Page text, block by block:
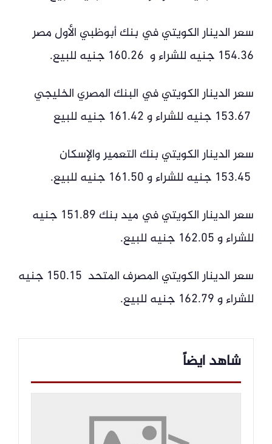
سعر الدينار الكويتي في بنك أبوظبي الأول مصر
154.36 جنيه للشراء و 160.26 جنيه للبيع.
سعر الدينار الكويتي في البنك المصري الخليجي
سعر الدينار الكويتي بنك التعمير والإسكان
سعر الدينار الكويتي في ميد بنك 151.89 جنيه
للشراء و 162.05 جنيه للبيع.
سعر الدينار الكويتي المصرف المتحد 150.15 جنيه
للشراء و 162.79 جنيه للبيع.
شاهد ايضاً